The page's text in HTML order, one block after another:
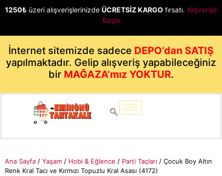
1250₺ üzeri alışverişlerinizde ÜCRETSİZ KARGO fırsatı. Alışverişe
Başla
İnternet sitemizde sadece DEPO’dan SATIŞ
yapılmaktadır. Gelip alışveriş yapabileceğiniz
bir MAĞAZA’mız YOKTUR.
Ana Sayfa / Yaşam / Hobi & Eğlence / Parti Taçları / Çocuk Boy Altın
Renk Kral Tacı ve Kırmızı Topuzlu Kral Asası (4172)